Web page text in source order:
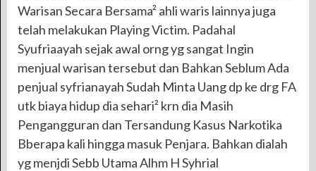
Warisan Secara Bersama² ahli waris lainnya juga
telah melakukan Playing Victim. Padahal
Syufriaayah sejak awal orng yg sangat Ingin
menjual warisan tersebut dan Bahkan Seblum Ada
penjual syfrianayah Sudah Minta Uang dp ke drg FA
utk biaya hidup dia sehari² krn dia Masih
Pengangguran dan Tersandung Kasus Narkotika
Bberapa kali hingga masuk Penjara. Bahkan dialah
yg menjdi Sebb Utama Alhm H Syhrial